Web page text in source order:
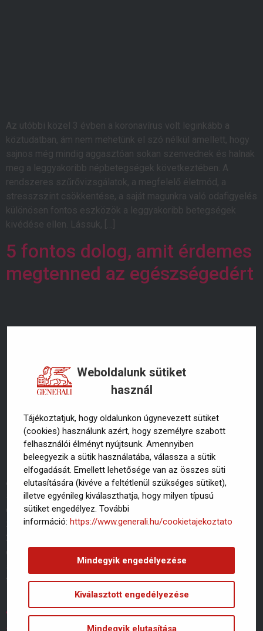
Weboldalunk sütiket
használ
Tájékoztatjuk, hogy oldalunkon úgynevezett sütiket
(cookies) használunk azért, hogy személyre szabott
felhasználói élményt nyújtsunk. Amennyiben
beleegyezik a sütik használatába, válassza a sütik
elfogadását. Emellett lehetősége van az összes süti
elutasítására (kivéve a feltétlenül szükséges sütiket),
illetve egyénileg kiválaszthatja, hogy milyen típusú
sütiket engedélyez. További
információ: https://www.generali.hu/cookietajekoztato
Mindegyik engedélyezése
Kiválasztott engedélyezése
Mindegyik elutasítása
Az utóbbi közel 3 évben a koronavírus volt leginkább a
köztudatban, ám nem mehetünk el szó nélkül amellett, hogy
sajnos még mindig aggasztóan sokan szenvednek és halnak
meg a leggyakoribb népbetegségek következtében. A
rendszeres szűrővizsgálatok, a megfelelő életmód, a
stresszszint csökkentése, a saját magunkra való odafigyelés
különösen fontos eszközök a leggyakoribb betegségek
kivédése ellen. Lássuk, […]
5 fontos dolog, amit érdemes
megtenned az egészségedért
Az év végéhez közeledve az ünnepi készülődés mellett
sokak számára az összegzés is fókuszba kerül. Ilyenkor
érdemes átgondolni, milyen érzésekkel, tapasztalatokkal
zárjuk 2022-t, és milyen tervekkel, célokkal vágunk neki
2023-nak. Fontos, hogy a tervek készítésekor az
egészségünkről se feledkezzünk meg. Sőt – az új évben
szerepelhetne előkelő helyen ez az igencsak lényeges
téma, az egészség. […]
Asszisztencia szolgáltatások